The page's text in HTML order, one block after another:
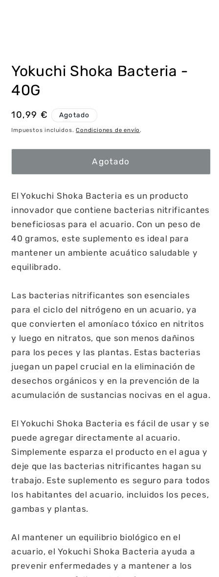
1
en
una
ventana
Yokuchi Shoka Bacteria -
40G
Precio
habitual
10,99 € Agotado
Impuestos incluidos.Condiciones de envío .
Agotado
El Yokuchi Shoka Bacteria es un producto
innovador que contiene bacterias nitrificantes
beneficiosas para el acuario. Con un peso de
40 gramos, este suplemento es ideal para
mantener un ambiente acuático saludable y
equilibrado.
Las bacterias nitrificantes son esenciales
para el ciclo del nitrógeno en un acuario, ya
que convierten el amoníaco tóxico en nitritos
y luego en nitratos, que son menos dañinos
para los peces y las plantas. Estas bacterias
juegan un papel crucial en la eliminación de
desechos orgánicos y en la prevención de la
acumulación de sustancias nocivas en el agua.
El Yokuchi Shoka Bacteria es fácil de usar y se
puede agregar directamente al acuario.
Simplemente esparza el producto en el agua y
deje que las bacterias nitrificantes hagan su
trabajo. Este suplemento es seguro para todos
los habitantes del acuario, incluidos los peces,
gambas y plantas.
Al mantener un equilibrio biológico en el
acuario, el Yokuchi Shoka Bacteria ayuda a
prevenir enfermedades y a mantener a los